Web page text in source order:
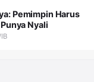
Pemimpin Harus
Nyali